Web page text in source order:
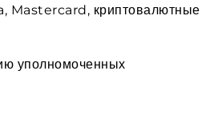
Mastercard, криптовалютные
уполномоченных